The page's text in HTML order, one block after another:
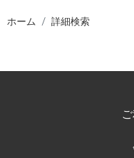
ホーム 詳細検索